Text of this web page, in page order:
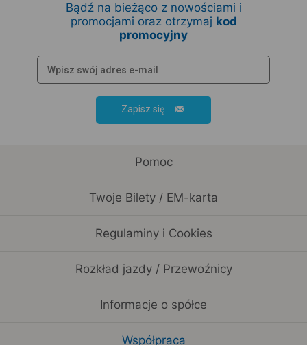
Bądź na bieżąco z nowościami i
promocjami oraz otrzymaj kod
promocyjny
Zapisz się
Pomoc
Twoje Bilety / EM-karta
Regulaminy i Cookies
Rozkład jazdy / Przewoźnicy
Informacje o spółce
Współpraca